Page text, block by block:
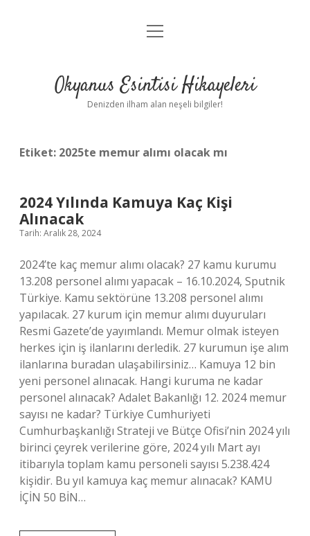
Anasayfa
Yasal Uyarı
menüyü
Okyanus Esintisi Hikayeleri
Denizden ilham alan neşeli bilgiler!
Etiket: 2025te memur alımı olacak mı
2024 Yılında Kamuya Kaç Kişi
Alınacak
Tarih: Aralık 28, 2024
2024’te kaç memur alımı olacak? 27 kamu kurumu
13.208 personel alımı yapacak – 16.10.2024, Sputnik
Türkiye. Kamu sektörüne 13.208 personel alımı
yapılacak. 27 kurum için memur alımı duyuruları
Resmi Gazete’de yayımlandı. Memur olmak isteyen
herkes için iş ilanlarını derledik. 27 kurumun işe alım
ilanlarına buradan ulaşabilirsiniz… Kamuya 12 bin
yeni personel alınacak. Hangi kuruma ne kadar
personel alınacak? Adalet Bakanlığı 12. 2024 memur
sayısı ne kadar? Türkiye Cumhuriyeti
Cumhurbaşkanlığı Strateji ve Bütçe Ofisi’nin 2024 yılı
birinci çeyrek verilerine göre, 2024 yılı Mart ayı
itibarıyla toplam kamu personeli sayısı 5.238.424
kişidir. Bu yıl kamuya kaç memur alınacak? KAMU
İÇİN 50 BİN…